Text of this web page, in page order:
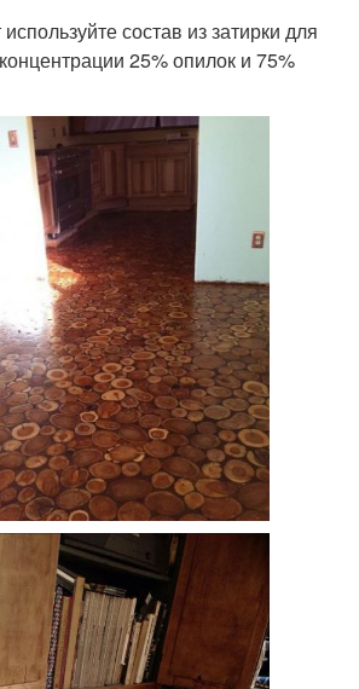
состав из затирки для
25% опилок и 75%